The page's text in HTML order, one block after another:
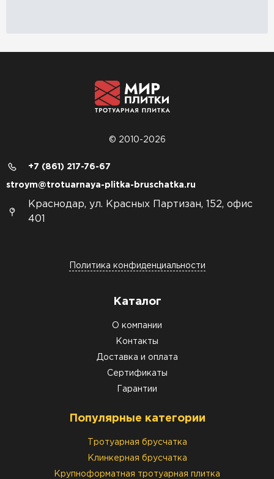
© 2010-2026
+7 (861) 217-76-67
stroym@trotuarnaya-plitka-bruschatka.ru
Краснодар, ул. Красных Партизан, 152, офис
401
Политика конфиденциальности
Каталог
О компании
Контакты
Доставка и оплата
Сертификаты
Гарантии
Популярные категории
Тротуарная брусчатка
Клинкерная брусчатка
Крупноформатная тротуарная плитка